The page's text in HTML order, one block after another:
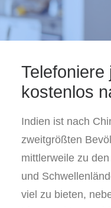
Telefoniere
kostenlos
Indien ist nach
zweitgrößten
mittlerweile zu
und
viel zu bieten,